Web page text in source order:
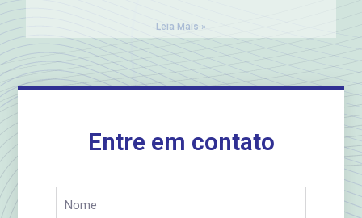
Leia Mais »
Entre em contato